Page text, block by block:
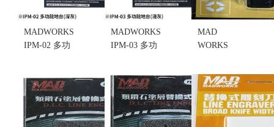
MADWORKS
IPM-02 多功
況)
售價:280
MADWORKS
IPM-03 多功
況)
售價:280
MAD
WORKS
鎢鋼雕刻刀
0.3mm 刻線
刀 刻刀 刻針
(不挑盒況)